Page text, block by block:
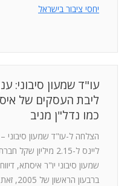
יחסי ציבור בישראל
עו"ד שמעון סיבוני:
ליבת העסקים של
כמו נדל"ן מניב
ליינס ל-2.15